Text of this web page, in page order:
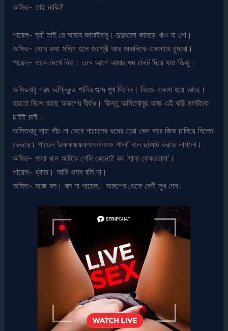
অসিত- তাই নাকি?
পায়েল- হ্যাঁ তাই রে আমার জামাইবাবু। দুদুগুলো কামড়ে খাও না গো।
অসিত- তোর কথা সত্যি হলে জয়শ্রী আর কাকলিকে একসাথে চুদবো।
পায়েল- ওকে দেখে নিও। তবে আগে আমার গুদ চেটে দিয়ে যাও জিজু।
অসিতবাবু গরম অগ্নিকুন্ড শালির গুদে মুখ দিলেন। ভিজে একসা হয়ে আছে।
হয়তো মিশে আছে অরুপের বীর্যও। কিন্তু অসিতবাবুর আজ এই কচি মালটাকে
চাইই চাই।
অসিতবাবু সাত পাঁচ না ভেবে পায়েলের গুদের চেরা ভেদ করে জিভ চালিয়ে দিলেন
ভেতরে। পায়েল ‘উফফফফফফফফফফ শালা’ বলে ছটফট করতে লাগলো।
অসিত- শালা বলে আটকে গেলি কেনো? বল ‘শালা বোকাচোদা’।
পায়েল- ধ্যাত। আমি ওসব বলি না।
অসিত- আজ বল। বল না পায়েল। অরুপের থেকে বেশী সুখ দেব।